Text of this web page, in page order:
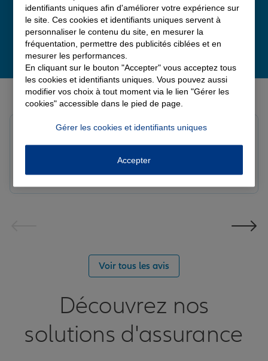
Derniers avis de nos agences Allianz
Voir tous les avis
Découvrez nos
solutions d'assurance
identifiants uniques afin d'améliorer votre expérience sur
le site. Ces cookies et identifiants uniques servent à
personnaliser le contenu du site, en mesurer la
fréquentation, permettre des publicités ciblées et en
mesurer les performances.
En cliquant sur le bouton "Accepter" vous acceptez tous
les cookies et identifiants uniques. Vous pouvez aussi
modifier vos choix à tout moment via le lien "Gérer les
cookies" accessible dans le pied de page.
Gérer les cookies et identifiants uniques
Accepter